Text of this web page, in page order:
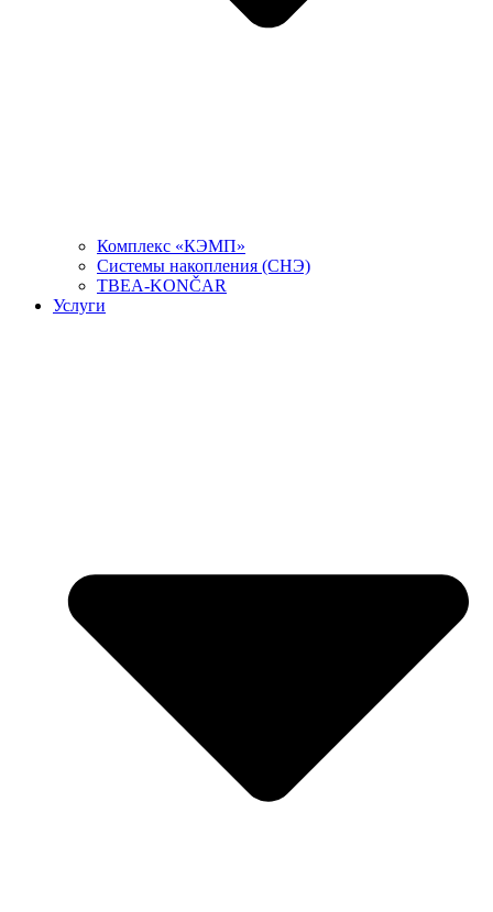
Комплекс «КЭМП»
Системы накопления (СНЭ)
TBEA-KONČAR
Услуги